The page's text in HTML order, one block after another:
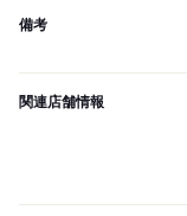
備考
関連店舗情報